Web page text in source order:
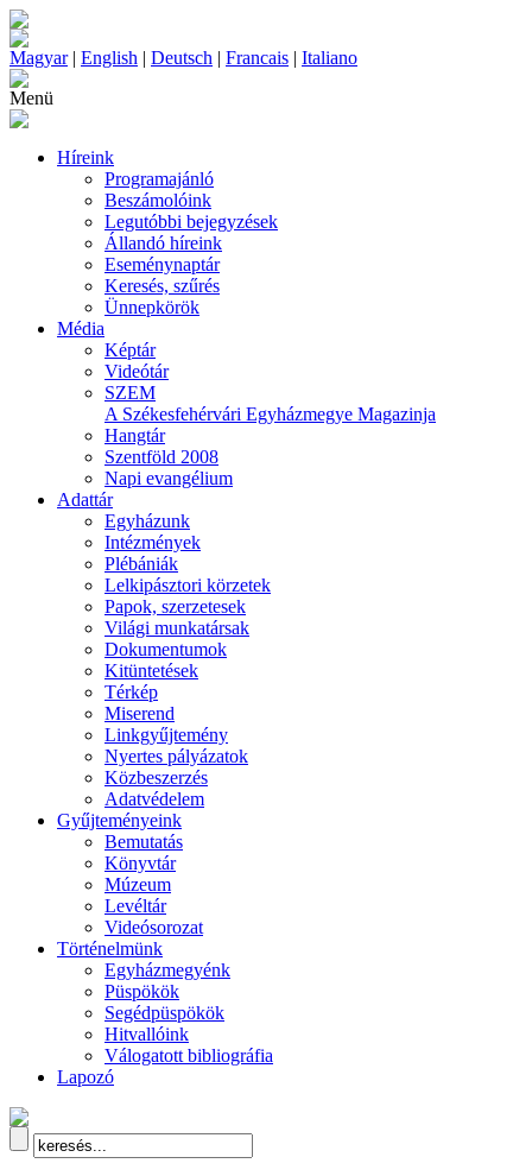
Magyar| English | Deutsch | Francais | Italiano
Menü
Híreink
Programajánló
Beszámolóink
Legutóbbi bejegyzések
Állandó híreink
Eseménynaptár
Keresés, szűrés
Ünnepkörök
Média
Képtár
Videótár
SZEM
A Székesfehérvári Egyházmegye Magazinja
Hangtár
Szentföld 2008
Napi evangélium
Adattár
Egyházunk
Intézmények
Plébániák
Lelkipásztori körzetek
Papok, szerzetesek
Világi munkatársak
Dokumentumok
Kitüntetések
Térkép
Miserend
Linkgyűjtemény
Nyertes pályázatok
Közbeszerzés
Adatvédelem
Gyűjteményeink
Bemutatás
Könyvtár
Múzeum
Levéltár
Videósorozat
Történelmünk
Egyházmegyénk
Püspökök
Segédpüspökök
Hitvallóink
Válogatott bibliográfia
Lapozó